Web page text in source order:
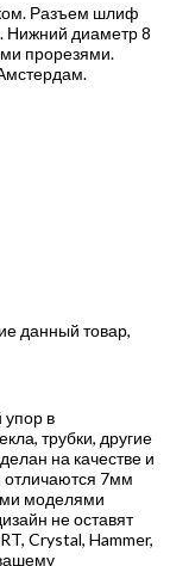
Разъем шлиф
Нижний диаметр 8
прорезями.
данный товар,
упор в
трубки, другие
на качестве и
отличаются 7мм
моделями
не оставят
Crystal, Hammer,